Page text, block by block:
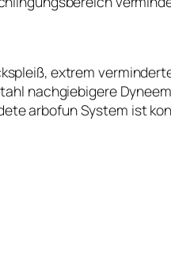
extrem
nachgiebigere
arbofun System ist